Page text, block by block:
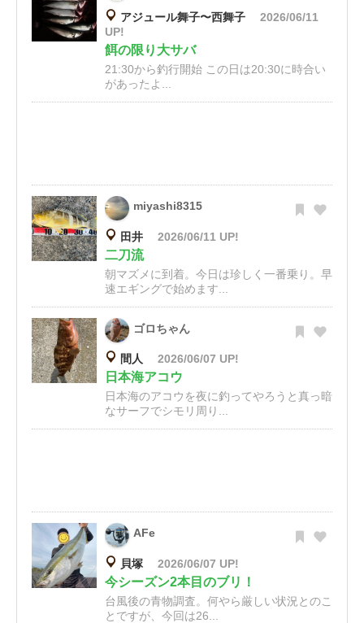
アジュール舞子〜西舞子
2026/06/11
UP!
餌の限り大サバ
21:30から釣行開始 この日は20:30に時合い
があったよ...
miyashi8315
田井 2026/06/11 UP!
二刀流
朝マズメに到着。今日は珍しく一番乗り。早
速エギングで始めます...
ゴロちゃん
間人 2026/06/07 UP!
日本海アコウ
日本海のアコウを夜に釣ってやろうと真っ暗
なサーフでシモリ周り...
AFe
貝塚 2026/06/07 UP!
今シーズン2本目のブリ！
台風後の青物調査。何やら厳しい状況とのこ
とですが、今回は26...